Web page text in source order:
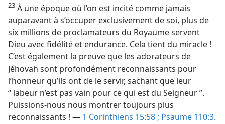
23 À une époque où l’on est incité comme jamais
auparavant à s’occuper exclusivement de soi, plus de
six millions de proclamateurs du Royaume servent
Dieu avec fidélité et endurance. Cela tient du miracle !
C’est également la preuve que les adorateurs de
Jéhovah sont profondément reconnaissants pour
l’honneur qu’ils ont de le servir, sachant que leur
“ labeur n’est pas vain pour ce qui est du Seigneur ”.
Puissions-​nous nous montrer toujours plus
reconnaissants ! — 1 Corinthiens 15:58 ; Psaume 110:3.